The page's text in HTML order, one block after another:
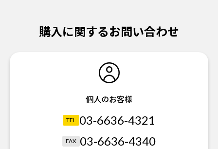
購入に関するお問い合わせ
個人のお客様
TEL 03-6636-4321
FAX 03-6636-4340